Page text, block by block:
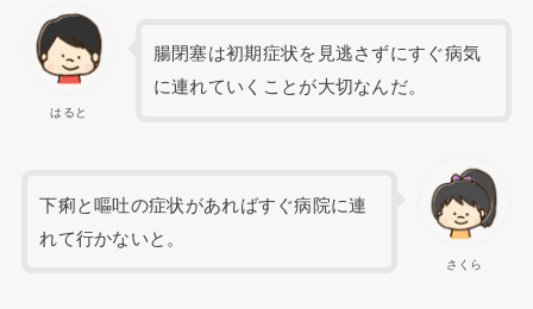
はると
腸閉塞は初期症状を見逃さずにすぐ病気
に連れていくことが大切なんだ。
さくら
下痢と嘔吐の症状があればすぐ病院に連
れて行かないと。